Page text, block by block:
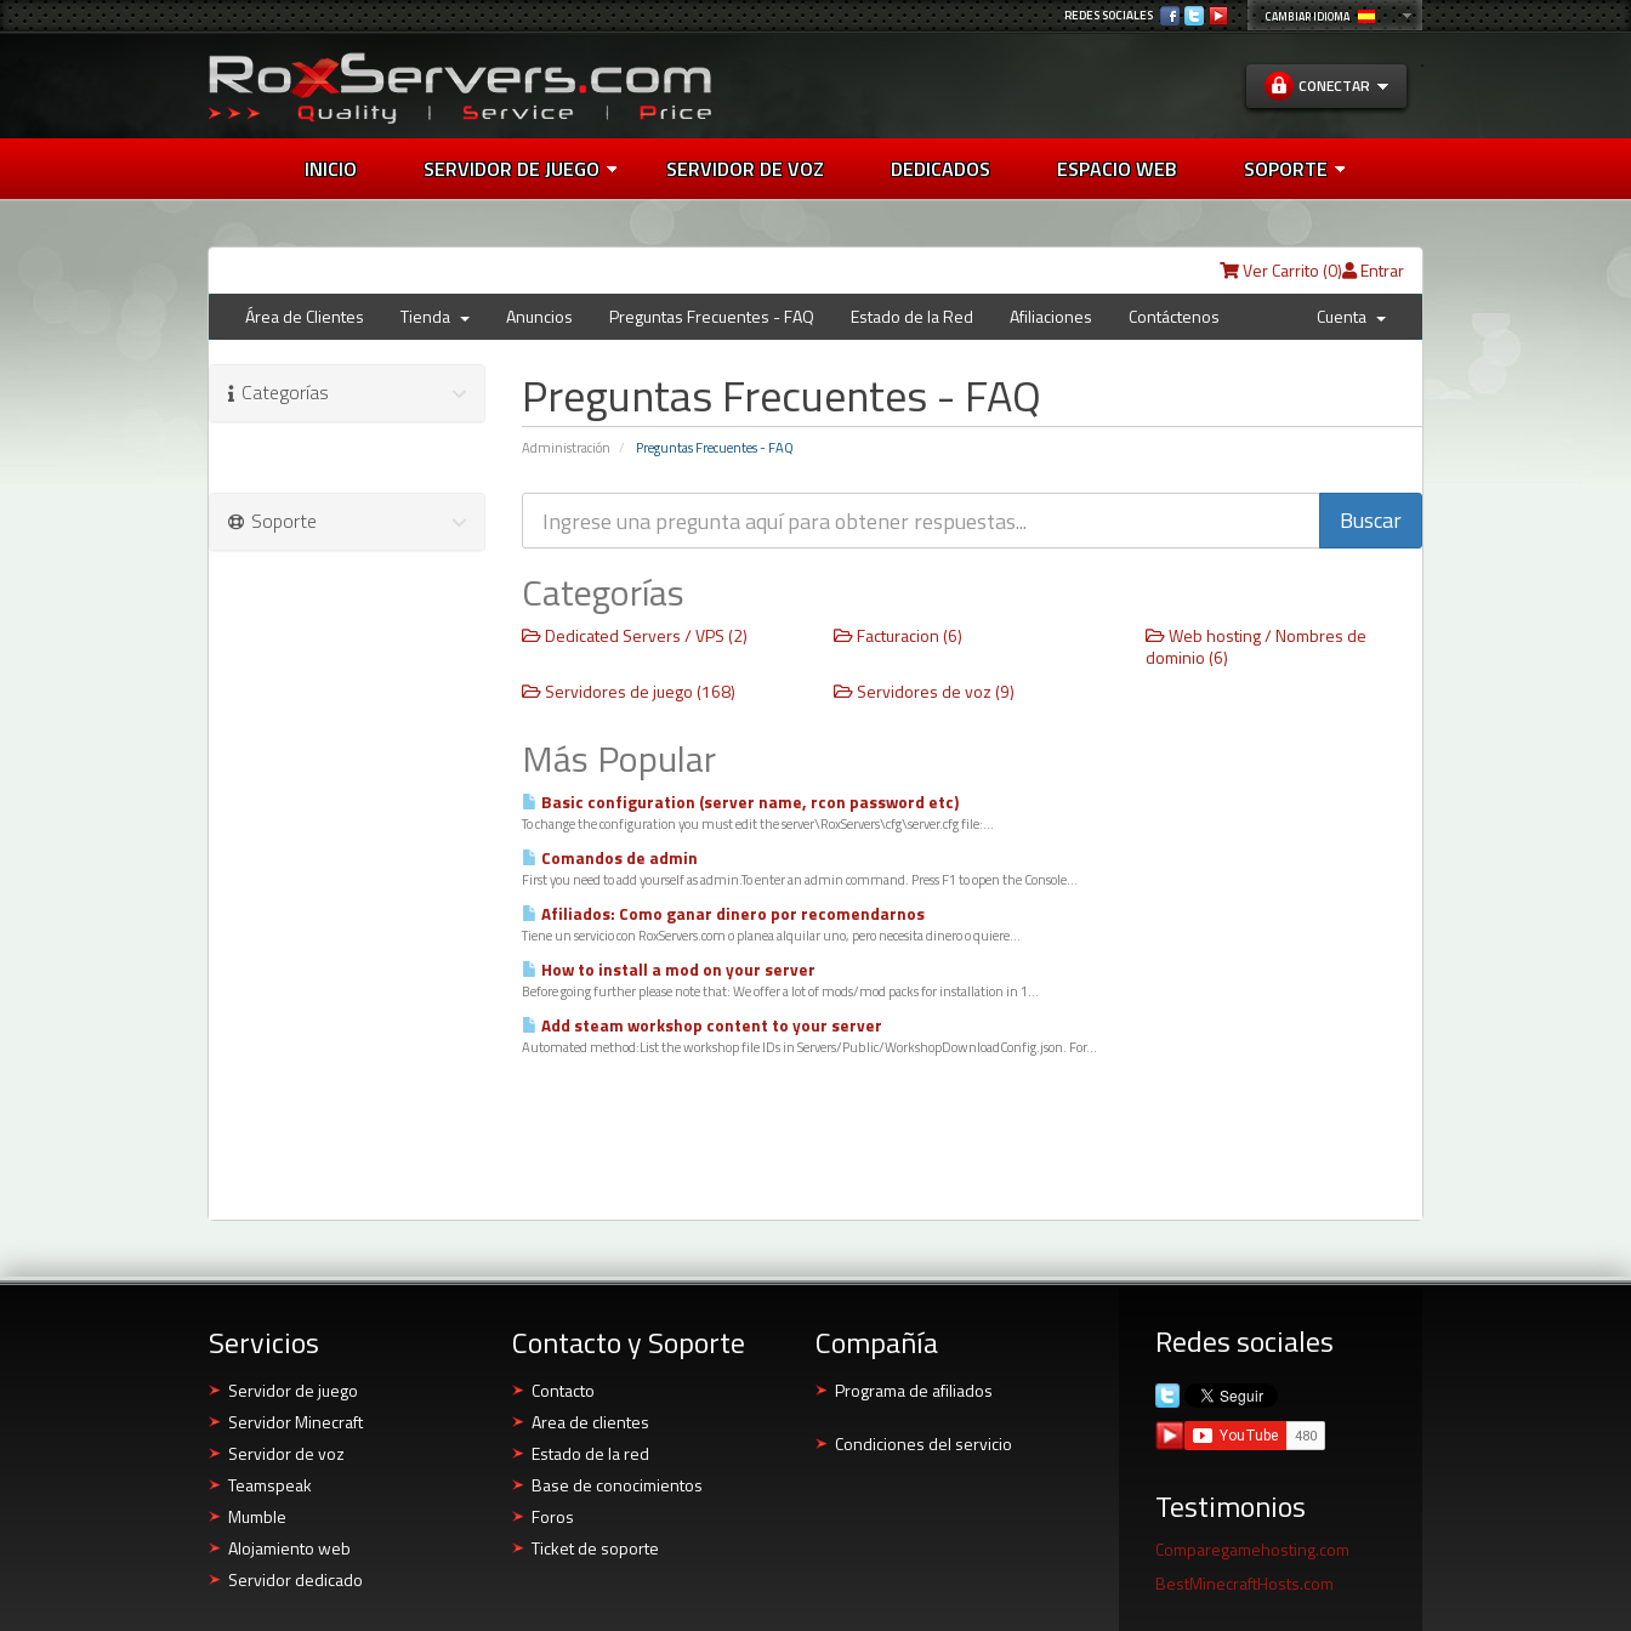
CAMBIAR IDIOMA
REDES SOCIALES
CONECTAR
INICIO SERVIDOR DE JUEGO SERVIDOR DE VOZ DEDICADOS ESPACIO WEB SOPORTE
Entrar
Ver Carrito (0)
Área de Clientes
Tienda Anuncios Preguntas Frecuentes - FAQ Estado de la Red Afiliaciones Contáctenos Cuenta
Preguntas Frecuentes - FAQ
Administración Preguntas Frecuentes - FAQ
Categorías
Categorías
Dedicated Servers / VPS (2) Facturacion (6)
Web hosting / Nombres de
dominio (6)
Servidores de juego (168)
Servidores de voz (9)
Más Popular
Basic configuration (server name, rcon password etc)
To change the configuration you must edit the server\RoxServers\cfg\server.cfg file:...
Comandos de admin
First you need to add yourself as admin.To enter an admin command. Press F1 to open the Console...
Afiliados: Como ganar dinero por recomendarnos
Tiene un servicio con RoxServers.com o planea alquilar uno, pero necesita dinero o quiere...
How to install a mod on your server
Before going further please note that: We offer a lot of mods/mod packs for installation in 1...
Add steam workshop content to your server
Automated method:List the workshop file IDs in Servers/Public/WorkshopDownloadConfig.json. For...
Soporte
Servicios
Servidor de juego
Servidor Minecraft
Servidor de voz
Teamspeak
Mumble
Alojamiento web
Servidor dedicado
Contacto y Soporte
Contacto
Area de clientes
Estado de la red
Base de conocimientos
Foros
Ticket de soporte
Compañía
Programa de afiliados
Condiciones del servicio
Redes sociales
Testimonios
Comparegamehosting.com
BestMinecraftHosts.com